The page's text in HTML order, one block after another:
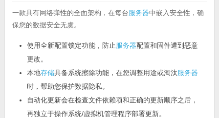
一款具有网络弹性的全面架构，在每台服务器中嵌入安全性，确
保您的数据安全无虞。
使用全新配置锁定功能，防止服务器配置和固件遭到恶意
更改。
本地存储具备系统擦除功能，在您调整用途或淘汰服务器
时，帮助您保护数据隐私。
自动化更新会在检查文件依赖项和正确的更新顺序之后，
再独立于操作系统/虚拟机管理程序部署更新。